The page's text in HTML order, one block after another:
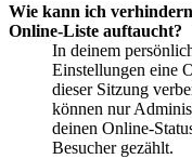
Wie kann ich
Online-Liste auftaucht?
In deinem
Einstellungen eine
dieser Sitzung
können nur
deinen Online-
Besucher gezählt.